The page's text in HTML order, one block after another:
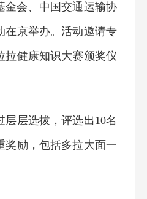
金会、中国交通运输协
在京举办。活动邀请专
拉健康知识大赛颁奖仪
层选拔，评选出10名
奖励，包括多拉大面一